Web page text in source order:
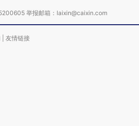
举报邮箱：laixin@caixin.com
友情链接